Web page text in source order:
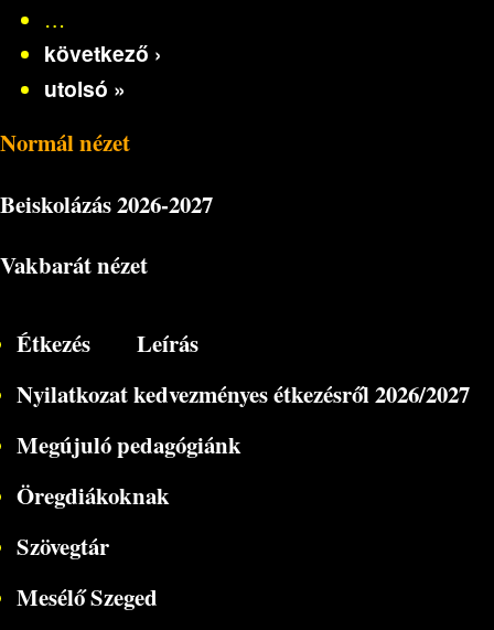
…
következő ›
utolsó »
Normál nézet
Beiskolázás2026-2027
Vakbarát nézet
Étkezés
Leírás
Nyilatkozat kedvezményes étkezésről 2026/2027
Megújuló pedagógiánk
Öregdiákoknak
Szövegtár
Mesélő Szeged